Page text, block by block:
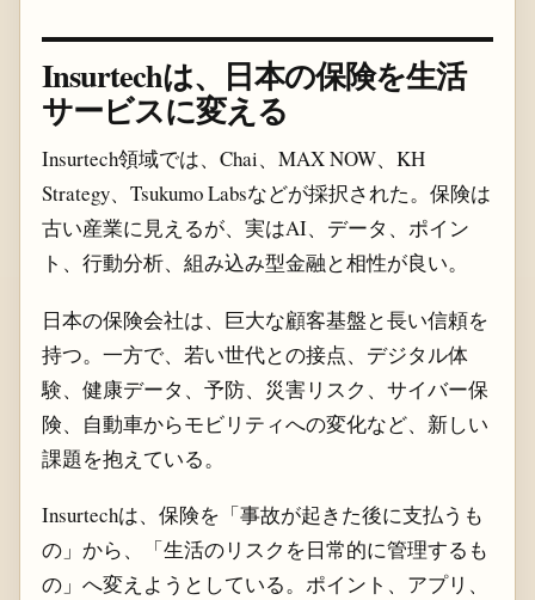
Insurtechは、日本の保険を生活
サービスに変える
Insurtech領域では、Chai、MAX NOW、KH
Strategy、Tsukumo Labsなどが採択された。保険は
古い産業に見えるが、実はAI、データ、ポイン
ト、行動分析、組み込み型金融と相性が良い。
日本の保険会社は、巨大な顧客基盤と長い信頼を
持つ。一方で、若い世代との接点、デジタル体
験、健康データ、予防、災害リスク、サイバー保
険、自動車からモビリティへの変化など、新しい
課題を抱えている。
Insurtechは、保険を「事故が起きた後に支払うも
の」から、「生活のリスクを日常的に管理するも
の」へ変えようとしている。ポイント、アプリ、